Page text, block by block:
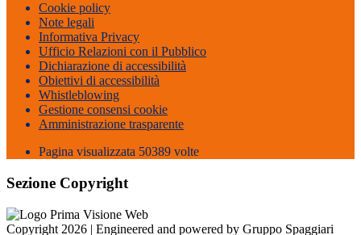
Cookie policy
Note legali
Informativa Privacy
Ufficio Relazioni con il Pubblico
Dichiarazione di accessibilità
Obiettivi di accessibilità
Whistleblowing
Gestione consensi cookie
Amministrazione trasparente
Pagina visualizzata 50389 volte
Sezione Copyright
Copyright 2026 | Engineered and powered by Gruppo Spaggiari